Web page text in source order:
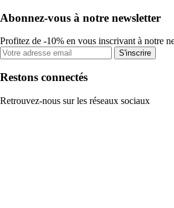
Abonnez-vous à notre newsletter
Profitez de -10% en vous inscrivant à notre
S'inscrire
Restons connectés
Retrouvez-nous sur les réseaux sociaux